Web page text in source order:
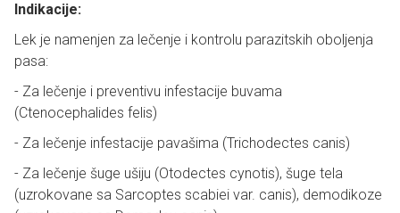
Indikacije:
Lek je namenjen za lečenje i kontrolu parazitskih oboljenja
pasa:
- Za lečenje i preventivu infestacije buvama
(Ctenocephalides felis)
- Za lečenje infestacije pavašima (Trichodectes canis)
- Za lečenje šuge ušiju (Otodectes cynotis), šuge tela
(uzrokovane sa Sarcoptes scabiei var. canis), demodikoze